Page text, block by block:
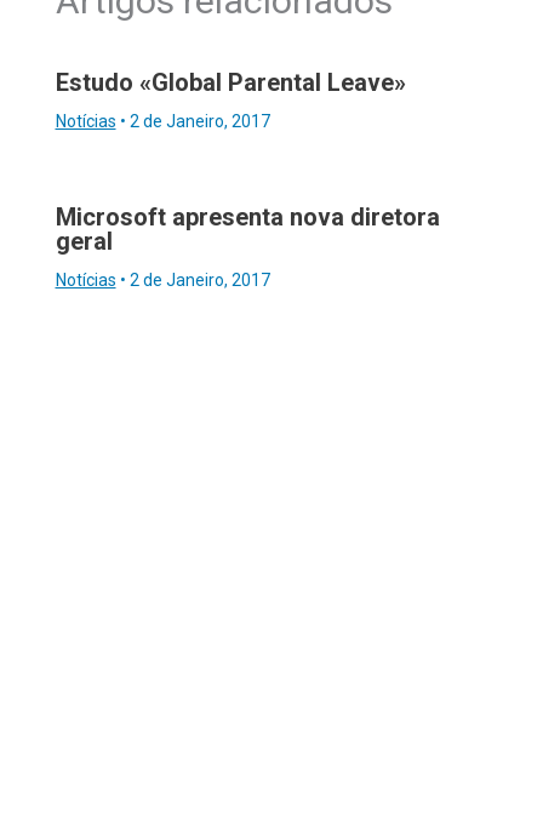
Estudo «Global Parental Leave»
Notícias • 2 de Janeiro, 2017
Microsoft apresenta nova diretora
geral
Notícias • 2 de Janeiro, 2017